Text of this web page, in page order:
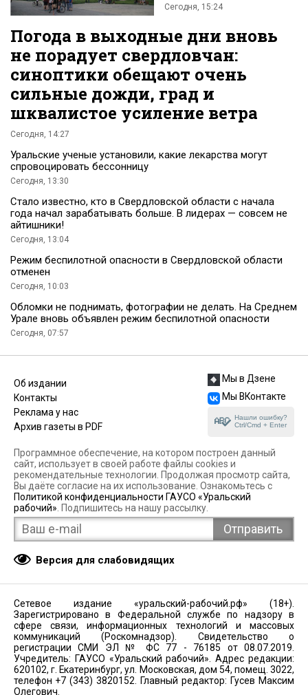
Сегодня, 15:24
Погода в выходные дни вновь
не порадует свердловчан:
синоптики обещают очень
сильные дожди, град и
шквалистое усиление ветра
Сегодня, 14:27
Уральские ученые установили, какие лекарства могут
спровоцировать бессонницу
Сегодня, 13:30
Стало известно, кто в Свердловской области с начала
года начал зарабатывать больше. В лидерах — совсем не
айтишники!
Сегодня, 13:04
Режим беспилотной опасности в Свердловской области
отменен
Сегодня, 10:03
Обломки не поднимать, фотографии не делать. На Среднем
Урале вновь объявлен режим беспилотной опасности
Сегодня, 07:57
Об издании
Контакты
Реклама у нас
Архив газеты в PDF
Мы в Дзене
Мы ВКонтакте
Нашли ошибку?
Ctrl/Cmd + Enter
Программное обеспечение, на котором построен данный
сайт, использует в своей работе файлы cookies и
рекомендательные технологии. Продолжая просмотр сайта,
Вы даёте согласие на их использование. Ознакомьтесь с
Политикой конфиденциальности ГАУСО «Уральский
рабочий» . Подпишитесь на нашу рассылку.
Версия для слабовидящих
Сетевое издание «уральский-рабочий.рф» (18+).
Зарегистрировано в Федеральной службе по надзору в
сфере связи, информационных технологий и массовых
коммуникаций (Роскомнадзор). Свидетельство о
регистрации СМИ ЭЛ № ФС 77 - 76185 от 08.07.2019.
Учредитель: ГАУСО «Уральский рабочий». Адрес редакции:
620102, г. Екатеринбург, ул. Московская, дом 54, помещ. 3022,
телефон +7 (343) 3820152. Главный редактор: Гусев Максим
Олегович.